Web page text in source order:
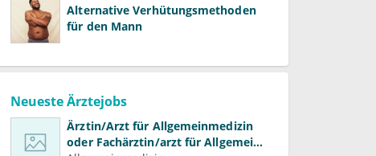
Alternative Verhütungsmethoden
für den Mann
Neueste Ärztejobs
Ärztin/Arzt für Allgemeinmedizin
oder Fachärztin/arzt für Allgemein-